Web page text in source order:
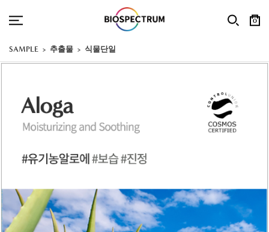
0
SAMPLE 추출물 식물단일